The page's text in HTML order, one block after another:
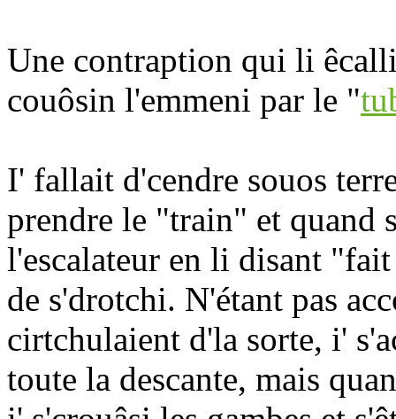
Une contraption qui li
couôsin l'emmeni par le "
I' fallait d'cendre souos
prendre le "train" et quand
l'escalateur en li disant
de s'drotchi. N'étant pas
cirtchulaient d'la sorte, i'
toute la descante, mais